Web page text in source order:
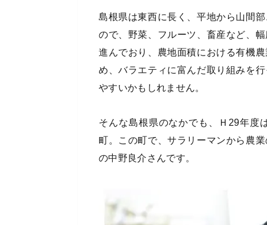
島根県は東西に長く、平地から山間
ので、野菜、フルーツ、畜産など、
進んでおり、農地面積における有機
め、バラエティに富んだ取り組みを
やすいかもしれません。
そんな島根県のなかでも、Ｈ29年度
町。この町で、サラリーマンから農
の中野良介さんです。